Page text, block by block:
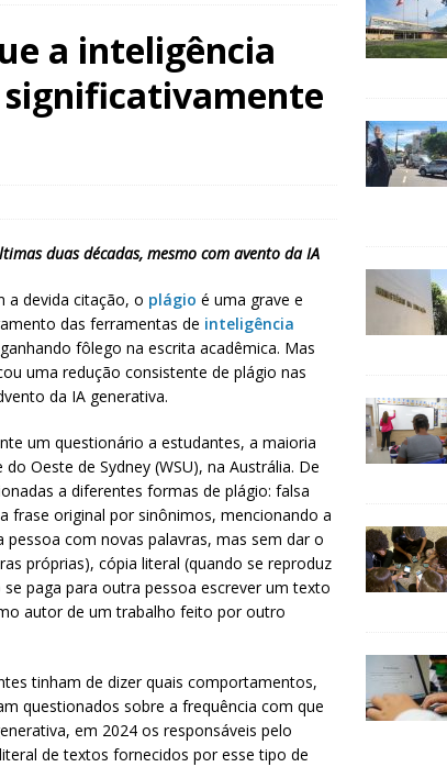
a inteligência
duas décadas, mesmo com avento da IA
a devida citação, o plágio é uma grave e
das ferramentas de inteligência
fôlego na escrita acadêmica. Mas
uma redução consistente de plágio nas
da IA generativa.
um questionário a estudantes, a maioria
Oeste de Sydney (WSU), na Austrália. De
a diferentes formas de plágio: falsa
frase original por sinônimos, mencionando a
com novas palavras, mas sem dar o
próprias), cópia literal (quando se reproduz
paga para outra pessoa escrever um texto
autor de um trabalho feito por outro
tinham de dizer quais comportamentos,
questionados sobre a frequência com que
em 2024 os responsáveis pelo
de textos fornecidos por esse tipo de